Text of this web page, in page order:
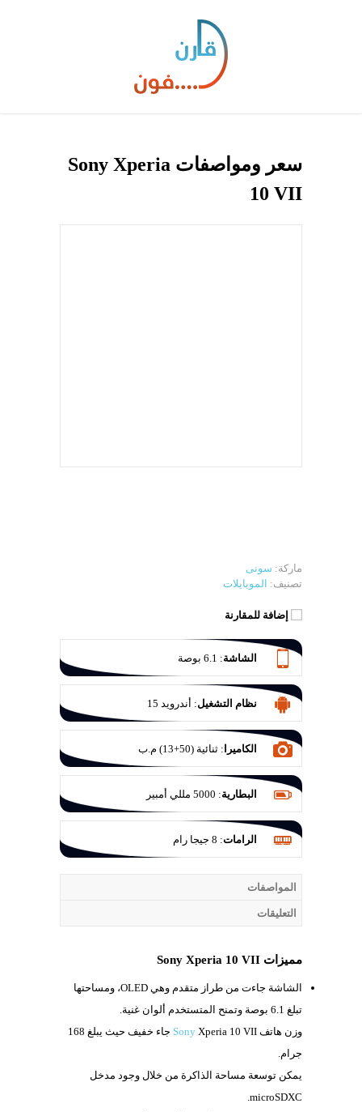
سعر ومواصفات Sony Xperia
10 VII
ماركة: سونى
تصنيف: الموبايلات
إضافة للمقارنة
الشاشة: 6.1 بوصة
نظام التشغيل: أندرويد 15
الكاميرا : ثنائية (50+13) م.ب
البطارية: 5000 مللي أمبير
الرامات: 8 جيجا رام
المواصفات
التعليقات
مميزات Sony Xperia 10 VII
الشاشة جاءت من طراز متقدم وهي
OLED، ومساحتها
تبلغ 6.1 بوصة وتمنح المتستخدم ألوان غنية.
وزن هاتف
Sony Xperia 10 VII جاء خفيف حيث يبلغ
168
جرام.
يمكن توسعة مساحة الذاكرة من خلال وجود مدخل
microSDXC.